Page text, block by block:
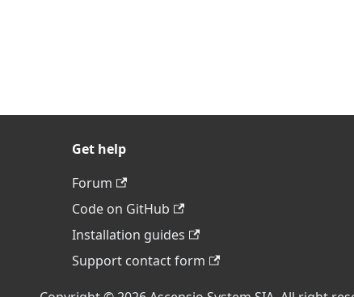
Get help
Forum
Code on GitHub
Installation guides
Support contact form